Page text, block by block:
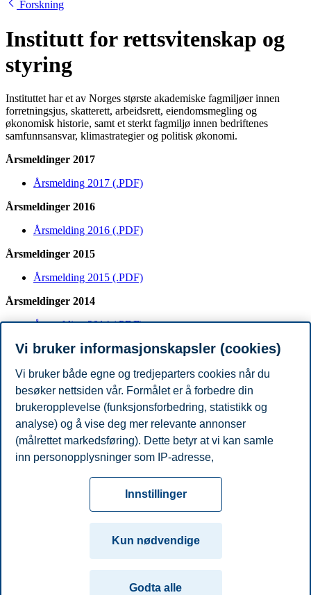
Forskning
Institutt for retts­vitenskap og
styring
Instituttet har et av Norges største akademiske fagmiljøer innen
forretningsjus, skatterett, arbeidsrett, eiendomsmegling og
økonomisk historie, samt et sterkt fagmiljø innen bedriftenes
samfunnsansvar, klimastrategier og politisk økonomi.
Årsmeldinger 2017
Årsmelding 2017 (.PDF)
Årsmeldinger 2016
Årsmelding 2016 (.PDF)
Årsmeldinger 2015
Årsmelding 2015 (.PDF)
Årsmeldinger 2014
Årsmelding 2014 (.PDF)
Tidligere årsmeldinger
Årsmelding 2013 (.PDF)
Årsmelding 2012 (.PDF)
Årsmelding 2011 (.PDF)
Årsmelding 2010 (.PDF)
Årsmelding 2009 (.PDF)
Årsmelding 2008 (.PDF)
Årsmelding 2007 (.PDF)
Årsmelding 2006 (.PDF)
Tilgjengelighetserklæring
Kontakt oss
TrondheimStavanger
Vi bruker informasjonskapsler (cookies)
Vi bruker både egne og tredjeparters cookies når du
besøker nettsiden vår. Formålet er å forbedre din
brukeropplevelse (funksjonsforbedring, statistikk og
analyse) og å vise deg mer relevante annonser
(målrettet markedsføring). Dette betyr at vi kan samle
inn personopplysninger som IP-adresse,
cookies som er nødvendige for at nettsiden skal
fungere, kan du enten godta alle eller tilpasse ditt
samtykke ved å endre innstillinger.
Les mer om våre informasjonskapsler, hvilke
opplysninger vi samler inn og formålene i innstillinger
for informasjonskapsler. Du kan når som helst endre
Innstillinger
Kun nødvendige
Godta alle